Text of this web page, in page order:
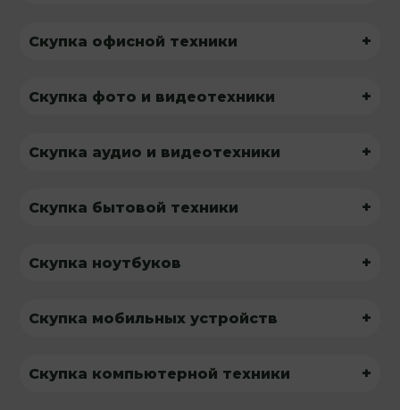
Скупка офисной техники +
Скупка фото и видеотехники +
Скупка аудио и видеотехники +
Скупка бытовой техники +
Скупка ноутбуков +
Скупка мобильных устройств +
Скупка компьютерной техники +